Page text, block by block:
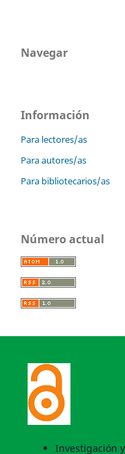
Navegar
Información
Para lectores/as
Para autores/as
Para bibliotecarios/as
Número actual
Investigación